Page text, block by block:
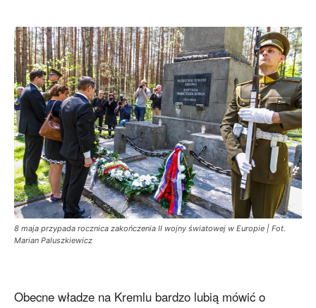
8 maja przypada rocznica zakończenia II wojny światowej w Europie | Fot.
Marian Paluszkiewicz
Obecne władze na Kremlu bardzo lubią mówić o